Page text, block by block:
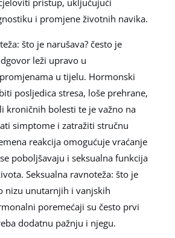
i promjene životnih navika.
što je narušava? često je
leži upravo u
u tijelu. Hormonski
posljedica stresa, loše prehrane,
kroničnih bolesti te je važno na
simptome i zatražiti stručnu
reakcija omogućuje vraćanje
poboljšavaju i seksualna funkcija
Seksualna ravnoteža: što je
nizu unutarnjih i vanjskih
poremećaji su često prvi
dodatnu pažnju i njegu.